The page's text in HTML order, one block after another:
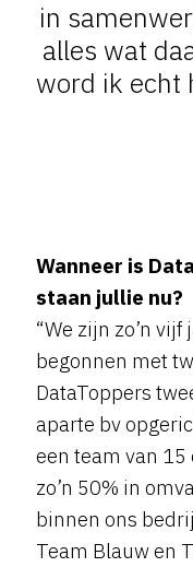
in
alles wat
word ik echt
Wanneer is
staan jullie nu?
“We zijn zo’n
begonnen met
DataToppers
aparte bv
een team van
zo’n 50% in
binnen ons
Team Blauw en